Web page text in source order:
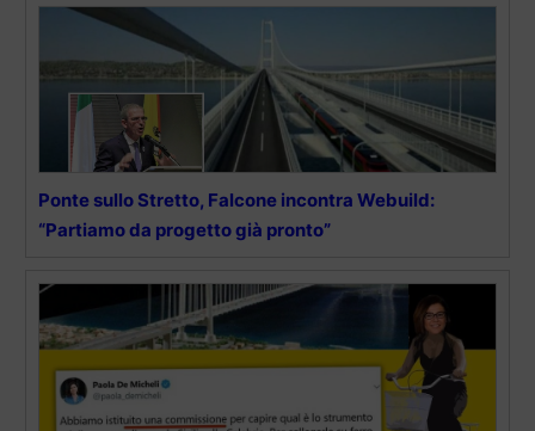
Ponte sullo Stretto, Falcone incontra Webuild:
“Partiamo da progetto già pronto”